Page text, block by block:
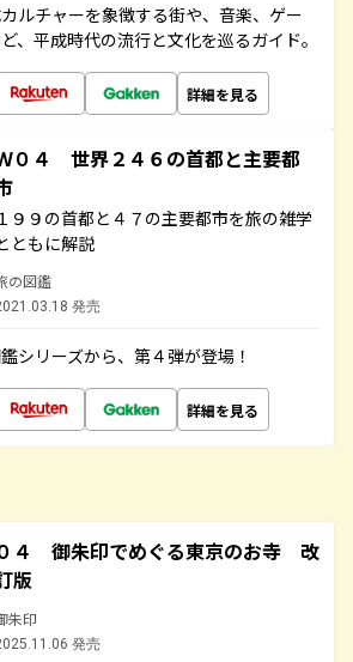
ルチャーを象徴する街や、音楽、ゲー
、平成時代の流行と文化を巡るガイド。
詳細を見る
０４ 世界２４６の首都と主要都
９９の首都と４７の主要都市を旅の雑学
ともに解説
の図鑑
発売
シリーズから、第４弾が登場！
詳細を見る
４ 御朱印でめぐる東京のお寺 改
版
朱印
発売